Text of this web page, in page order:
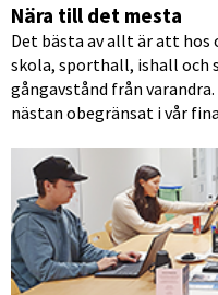
Nära till det mesta
Det bästa av allt är att hos
skola, sporthall, ishall
gångavstånd från
nästan obegränsat i vår